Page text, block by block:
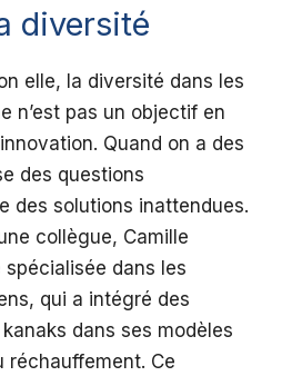
diversité
elle, la diversité dans les
n’est pas un objectif en
Quand on a des
des questions
des solutions inattendues.
collègue, Camille
dans les
qui a intégré des
dans ses modèles
réchauffement. Ce